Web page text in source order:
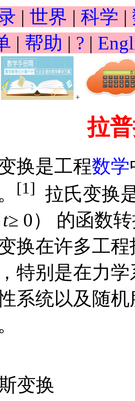
| 世界 | 科学 |
| 帮助 | ? |
+
拉
换是工程数学
[1]
拉氏变换
t≥ 0） 的函数
换在许多工
特别是在力
系统以及随
变换